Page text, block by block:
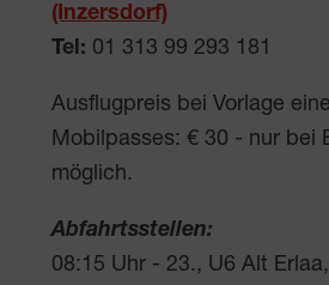
(Inzersdorf)
Tel: 01 313 99 293 181
Ausflugpreis bei Vorlage
Mobilpasses: € 30 - nur bei
möglich.
Abfahrtsstellen:
08:15 Uhr - 23., U6 Alt